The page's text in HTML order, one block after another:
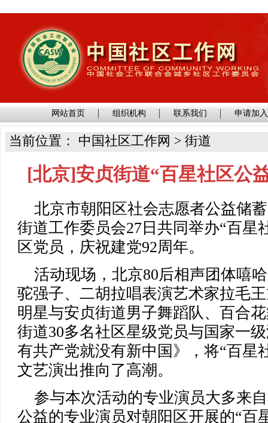
网站首页 组织机构 联系我们 申请加
当前位置： 中国社区工作网 > 街道
[北京]安贞街道“百星社区公
北京市朝阳区社会志愿者公益储
街道工作委员会27日共同举办“百星
区党员，庆祝建党92周年。
活动现场，北京80后相声团体嘻
驼强子、二胡拉唱表演艺术家拉毛
明星与安贞街道男子舞蹈队、百合
街道30多名社区星级党员与国家一
有共产党就没有新中国》，将“百星
文艺演出推向了高潮。
参与本次活动的专业演员大多来
公益的专业演员对朝阳区开展的“百